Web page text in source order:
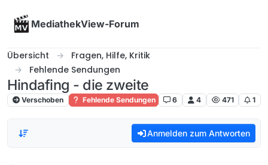
MediathekView-Forum
Übersicht
Fragen, Hilfe, Kritik
Fehlende Sendungen
Hindafing - die zweite
Verschoben Fehlende Sendungen 6 4 471 1
Anmelden zum Antworten